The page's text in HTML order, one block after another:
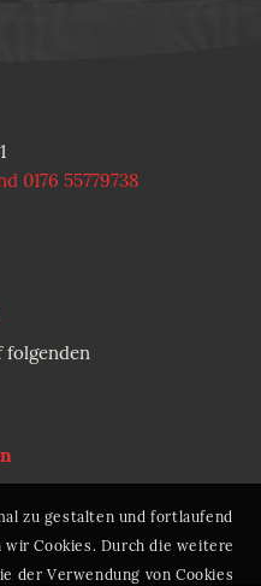
0176 55779738
folgenden
zu gestalten und fortlaufend
Cookies. Durch die weitere
der Verwendung von Cookies